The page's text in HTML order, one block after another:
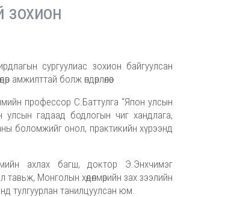
зохион
сургуулиас зохион байгуулсан
болж өндөрлөлөө.
профессор С.Баттулга “Япон улсын
гадаад бодлогын чиг хандлага,
боломжийг онол, практикийн хүрээнд
ахлах багш, доктор Э.Энхчимэг
Монголын хөдөлмөрийн зах зээлийн
тулгуурлан танилцуулсан юм.